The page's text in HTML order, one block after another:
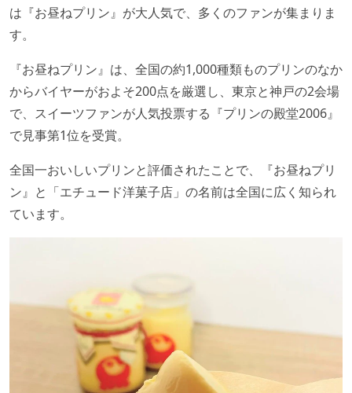
は『お昼ねプリン』が大人気で、多くのファンが集まりま
す。
『お昼ねプリン』は、全国の約1,000種類ものプリンのなか
からバイヤーがおよそ200点を厳選し、東京と神戸の2会場
で、スイーツファンが人気投票する『プリンの殿堂2006』
で見事第1位を受賞。
全国一おいしいプリンと評価されたことで、『お昼ねプリ
ン』と「エチュード洋菓子店」の名前は全国に広く知られ
ています。